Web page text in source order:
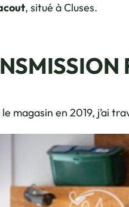
, situé à Cluses.
magasin en 2019, j’ai